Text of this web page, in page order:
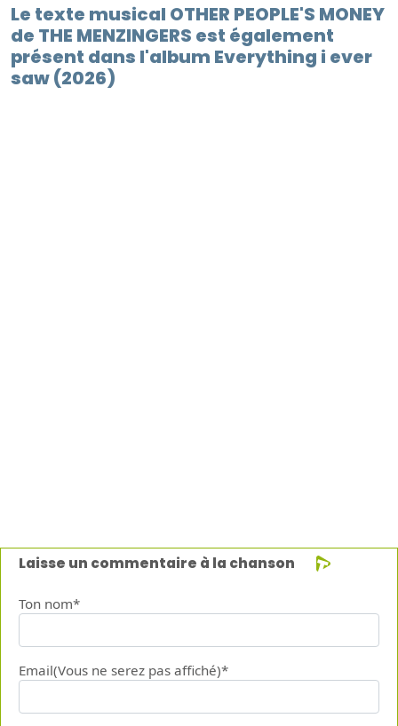
Le texte musical OTHER PEOPLE'S MONEY
de THE MENZINGERS est également
présent dans l'album Everything i ever
saw (2026)
Laisse un commentaire à la chanson
Ton nom*
Email(Vous ne serez pas affiché)*